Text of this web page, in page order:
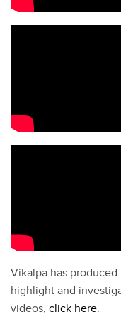
Vikalpa has
highlight and
videos, click here.